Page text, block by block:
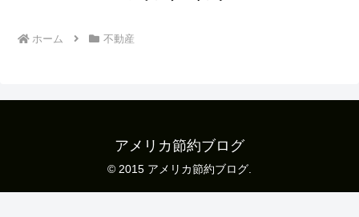
ホーム 不動産
アメリカ節約ブログ
© 2015 アメリカ節約ブログ.